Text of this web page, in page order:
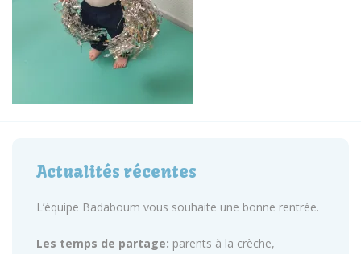
Actualités récentes
L’équipe Badaboum vous souhaite une bonne rentrée.
Les temps de partage: parents à la crèche,